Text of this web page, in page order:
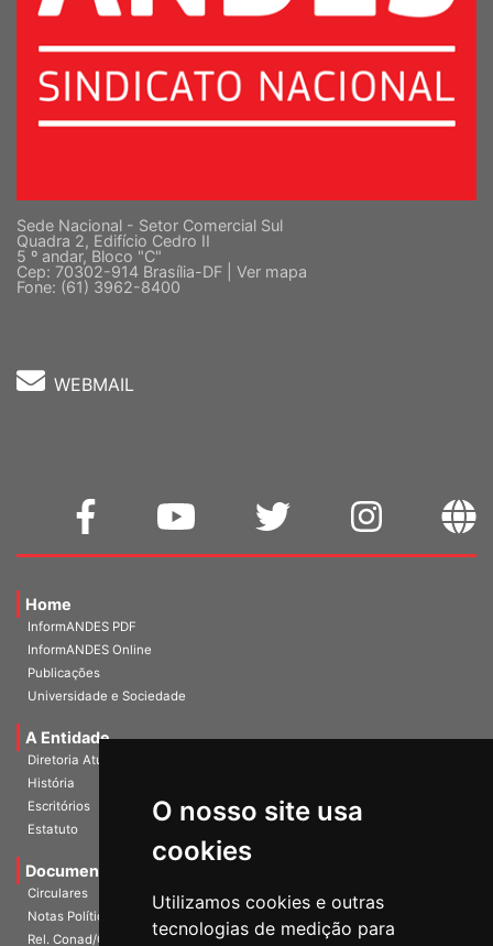
O nosso site usa
cookies
Utilizamos cookies e outras
tecnologias de medição para
Sede Nacional - Setor Comercial Sul
Quadra 2, Edifício Cedro II
5 º andar, Bloco "C"
Cep: 70302-914 Brasília-DF | Ver mapa
Fone: (61) 3962-8400
WEBMAIL
Home
InformANDES PDF
InformANDES Online
Publicações
Universidade e Sociedade
A Entidade
Diretoria Atual
História
Escritórios
Estatuto
Documentos
Circulares
Notas Políticas
Rel. Conad/Congresso